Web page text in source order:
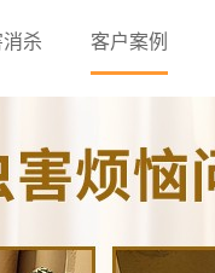
消杀 客户案例